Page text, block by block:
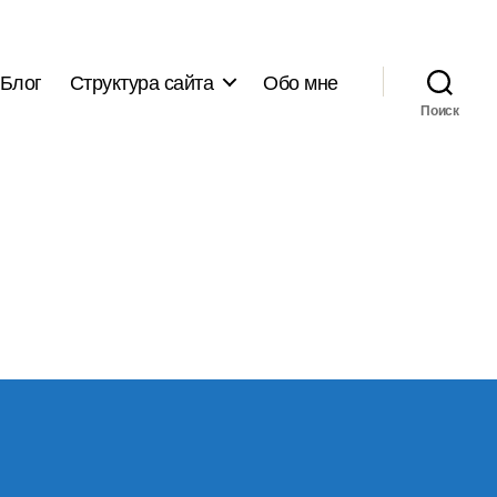
Блог Структура сайта Обо мне
Поиск